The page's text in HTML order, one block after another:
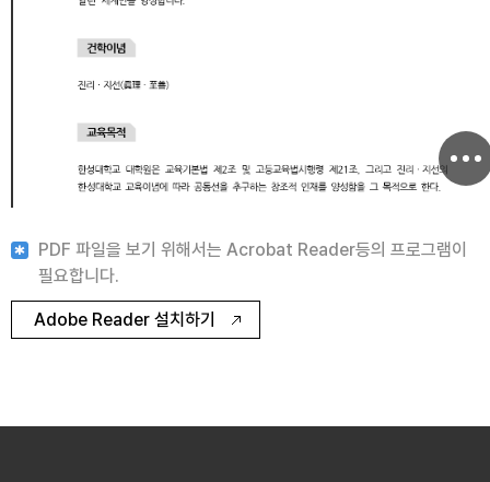
PDF 파일을 보기 위해서는 Acrobat Reader등의 프로그램이
필요합니다.
Adobe Reader 설치하기